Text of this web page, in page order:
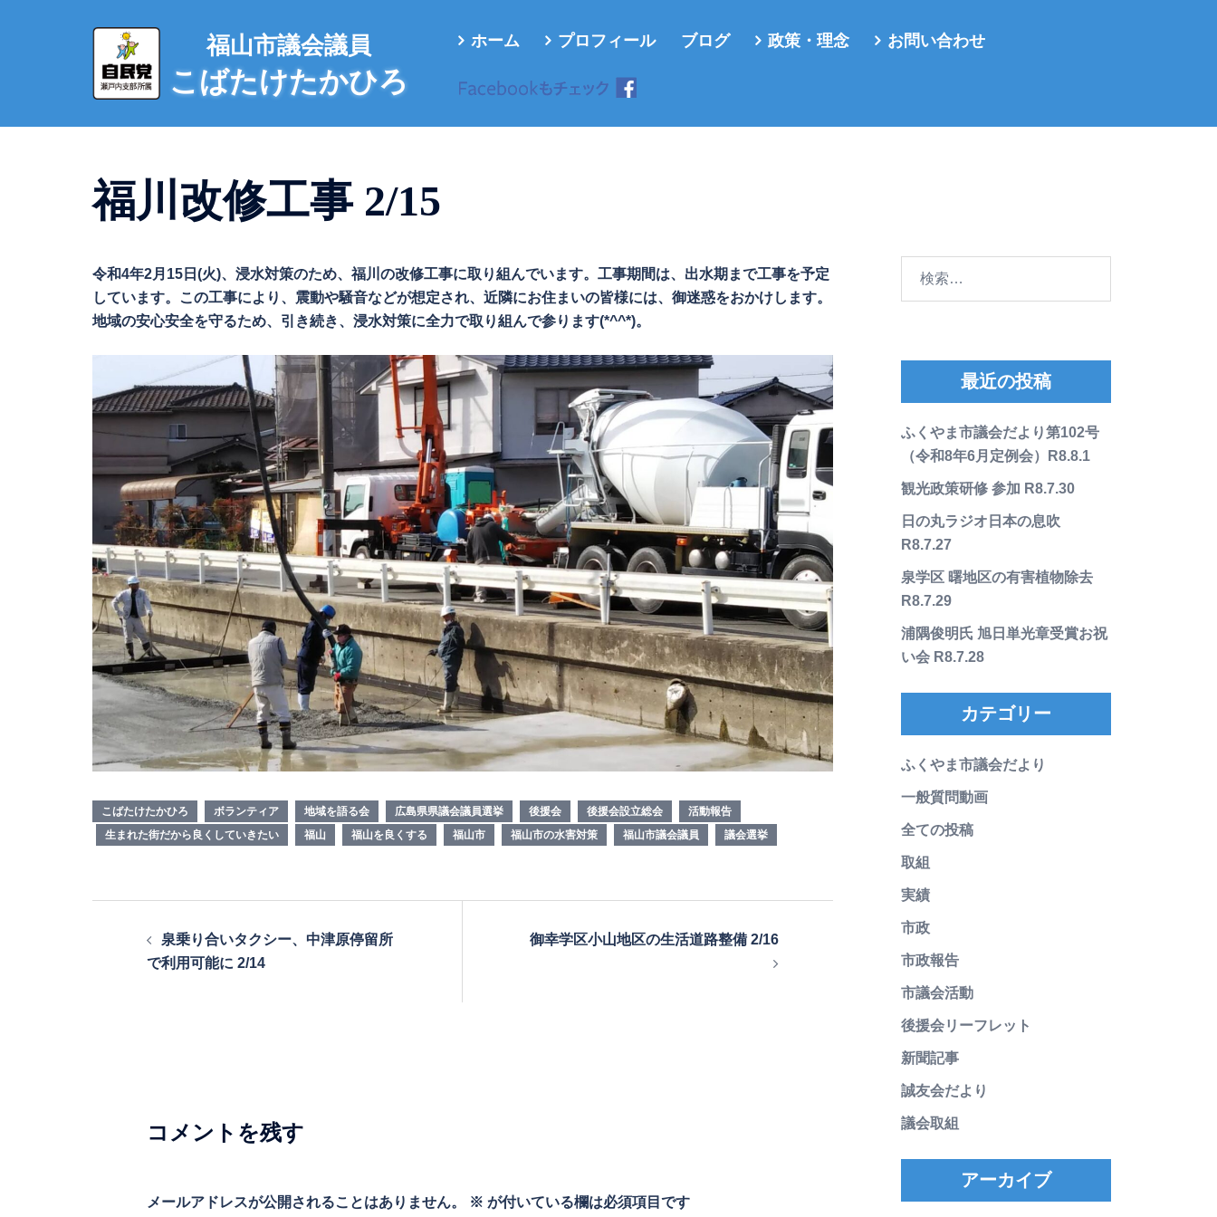
へ
福山市議会議員
こばたけたかひろ
ホーム プロフィール ブログ 政策・理念 お問い合わせ
福川改修工事 2/15
令和4年2月15日(火)、浸水対策のため、福川の改修工事に取り組んでいます。工事期間は、出水期まで工事を予定
しています。この工事により、震動や騒音などが想定され、近隣にお住まいの皆様には、御迷惑をおかけします。
地域の安心安全を守るため、引き続き、浸水対策に全力で取り組んで参ります(*^^*)。
こばたけたかひろ ボランティア 地域を語る会 広島県県議会議員選挙 後援会 後援会設立総会
活動報告
生まれた街だから良くしていきたい
福山 福山を良くする 福山市 福山市の水害対策 福山市議会議員 議会選挙
泉乗り合いタクシー、中津原停留所
で利用可能に 2/14
御幸学区小山地区の生活道路整備 2/16
コメントを残す
メールアドレスが公開されることはありません。 ※ が付いている欄は必須項目です
最近の投稿
ふくやま市議会だより第102号
（令和8年6月定例会）R8.8.1
観光政策研修 参加 R8.7.30
日の丸ラジオ日本の息吹
R8.7.27
泉学区 曙地区の有害植物除去
R8.7.29
浦隅俊明氏 旭日単光章受賞お祝
い会 R8.7.28
カテゴリー
ふくやま市議会だより
一般質問動画
全ての投稿
取組
実績
市政
市政報告
市議会活動
後援会リーフレット
新聞記事
誠友会だより
議会取組
アーカイブ